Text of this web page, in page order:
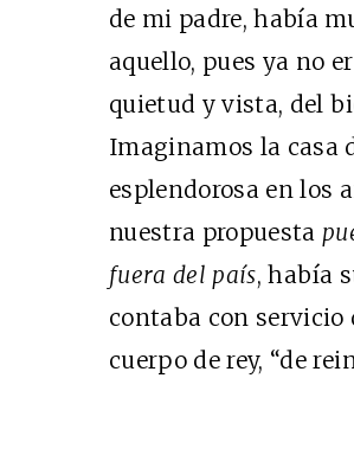
de mi padre, había
aquello, pues ya no
quietud y vista, del
Imaginamos la casa
esplendorosa en los
nuestra propuesta
fuera del país, había
contaba con servicio
cuerpo de rey, “de
SUSCRÍBETE